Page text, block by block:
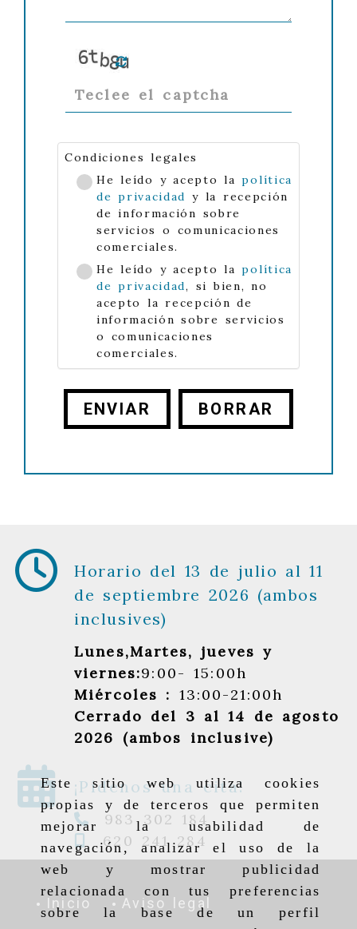
Este sitio web utiliza cookies
propias y de terceros que permiten
mejorar la usabilidad de
navegación, analizar el uso de la
web y mostrar publicidad
relacionada con tus preferencias
sobre la base de un perfil
Condiciones legales
He leído y acepto lapolítica
de privacidad y la recepción
de información sobre
servicios o comunicaciones
comerciales.
He leído y acepto lapolítica
de privacidad, si bien, no
acepto la recepción de
información sobre servicios
o comunicaciones
comerciales.
ENVIAR BORRAR
Horario del 13 de julio al 11
de septiembre 2026 (ambos
inclusives)
Lunes,Martes, jueves y
viernes:9:00- 15:00h
Miércoles : 13:00-21:00h
Cerrado del 3 al 14 de agosto
2026 (ambos inclusive)
¡Pídenos una cita!
983 302 184
620 241 284
Inicio Aviso legal